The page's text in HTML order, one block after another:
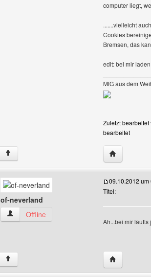
computer liegt,
.......vielleicht
Cookies
Bremsen, das
edit: bei mir
MfG aus dem
Zuletzt
bearbeitet
↑ Website
of-neverland
of-neverland Benutzer-Profile anzeigen
Offline
09.10.2012 um
Titel:
Ah...bei mir
↑ Website